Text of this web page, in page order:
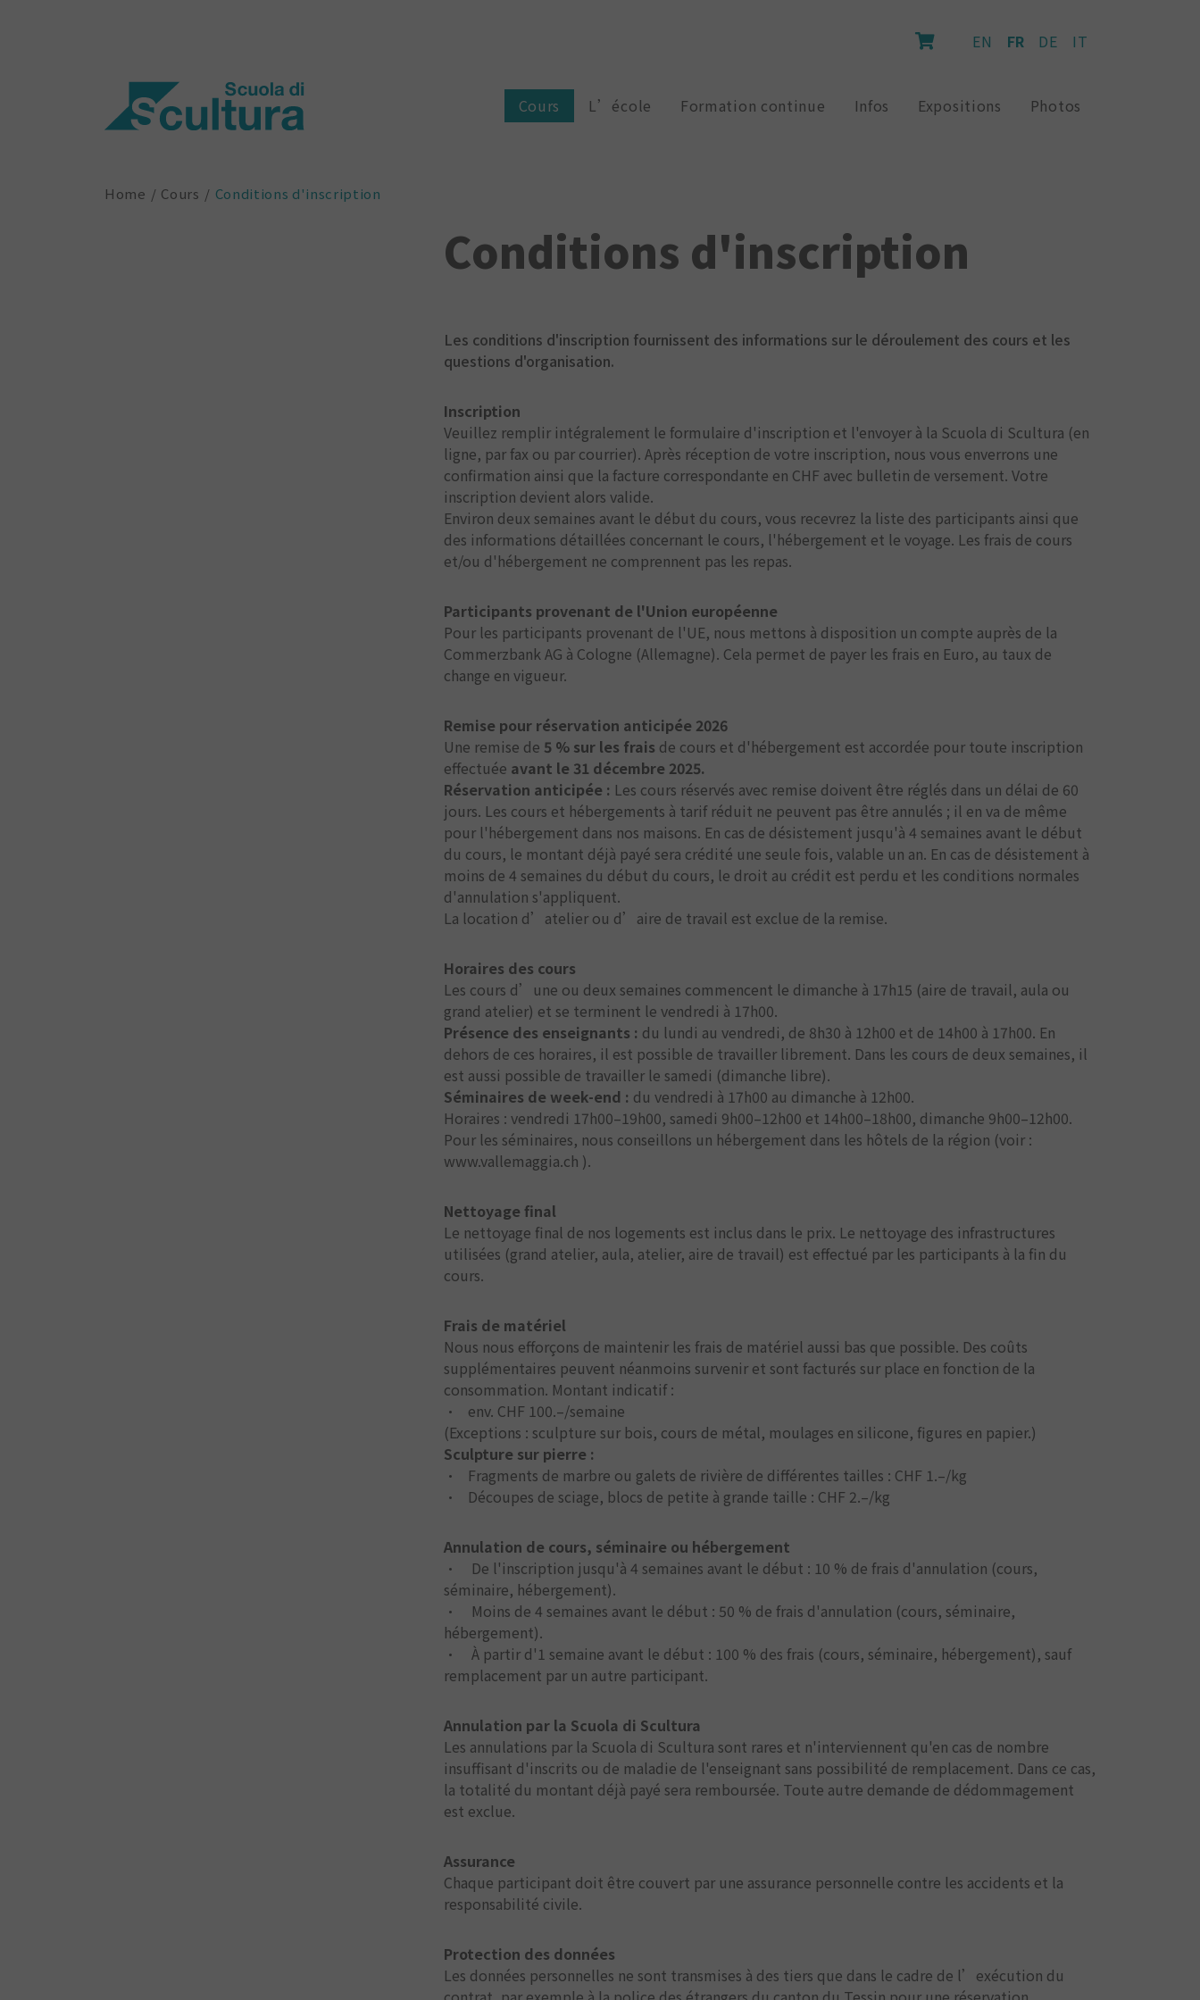
EN FR DE IT
Cours L’école Formation continue Infos Expositions Photos
Home Cours Conditions d'inscription
Conditions d'inscription
Les conditions d'inscription fournissent des informations sur le déroulement des cours et les
questions d'organisation.
Inscription
Veuillez remplir intégralement le formulaire d'inscription et l'envoyer à la Scuola di Scultura (en
ligne, par fax ou par courrier). Après réception de votre inscription, nous vous enverrons une
confirmation ainsi que la facture correspondante en CHF avec bulletin de versement. Votre
inscription devient alors valide.
Environ deux semaines avant le début du cours, vous recevrez la liste des participants ainsi que
des informations détaillées concernant le cours, l'hébergement et le voyage. Les frais de cours
et/ou d'hébergement ne comprennent pas les repas.
Participants provenant de l'Union européenne
Pour les participants provenant de l'UE, nous mettons à disposition un compte auprès de la
Commerzbank AG à Cologne (Allemagne). Cela permet de payer les frais en Euro, au taux de
change en vigueur.
Remise pour réservation anticipée 2026
Une remise de 5 % sur les frais de cours et d'hébergement est accordée pour toute inscription
effectuée avant le 31 décembre 2025.
Réservation anticipée : Les cours réservés avec remise doivent être réglés dans un délai de 60
jours. Les cours et hébergements à tarif réduit ne peuvent pas être annulés ; il en va de même
pour l'hébergement dans nos maisons. En cas de désistement jusqu'à 4 semaines avant le début
du cours, le montant déjà payé sera crédité une seule fois, valable un an. En cas de désistement à
moins de 4 semaines du début du cours, le droit au crédit est perdu et les conditions normales
d'annulation s'appliquent.
La location d’atelier ou d’aire de travail est exclue de la remise.
Horaires des cours
Les cours d’une ou deux semaines commencent le dimanche à 17h15 (aire de travail, aula ou
grand atelier) et se terminent le vendredi à 17h00.
Présence des enseignants : du lundi au vendredi, de 8h30 à 12h00 et de 14h00 à 17h00. En
dehors de ces horaires, il est possible de travailler librement. Dans les cours de deux semaines, il
est aussi possible de travailler le samedi (dimanche libre).
Séminaires de week-end : du vendredi à 17h00 au dimanche à 12h00.
Horaires : vendredi 17h00–19h00, samedi 9h00–12h00 et 14h00–18h00, dimanche 9h00–12h00.
Pour les séminaires, nous conseillons un hébergement dans les hôtels de la région (voir :
www.vallemaggia.ch ).
Nettoyage final
Le nettoyage final de nos logements est inclus dans le prix. Le nettoyage des infrastructures
utilisées (grand atelier, aula, atelier, aire de travail) est effectué par les participants à la fin du
cours.
Frais de matériel
Nous nous efforçons de maintenir les frais de matériel aussi bas que possible. Des coûts
supplémentaires peuvent néanmoins survenir et sont facturés sur place en fonction de la
consommation. Montant indicatif :
• env. CHF 100.–/semaine
(Exceptions : sculpture sur bois, cours de métal, moulages en silicone, figures en papier.)
Sculpture sur pierre :
• Fragments de marbre ou galets de rivière de différentes tailles : CHF 1.–/kg
• Découpes de sciage, blocs de petite à grande taille : CHF 2.–/kg
Annulation de cours, séminaire ou hébergement
• De l'inscription jusqu'à 4 semaines avant le début : 10 % de frais d'annulation (cours,
séminaire, hébergement).
• Moins de 4 semaines avant le début : 50 % de frais d'annulation (cours, séminaire,
hébergement).
• À partir d'1 semaine avant le début : 100 % des frais (cours, séminaire, hébergement), sauf
remplacement par un autre participant.
Annulation par la Scuola di Scultura
Les annulations par la Scuola di Scultura sont rares et n'interviennent qu'en cas de nombre
insuffisant d'inscrits ou de maladie de l'enseignant sans possibilité de remplacement. Dans ce cas,
la totalité du montant déjà payé sera remboursée. Toute autre demande de dédommagement
est exclue.
Assurance
Chaque participant doit être couvert par une assurance personnelle contre les accidents et la
responsabilité civile.
Protection des données
Les données personnelles ne sont transmises à des tiers que dans le cadre de l’exécution du